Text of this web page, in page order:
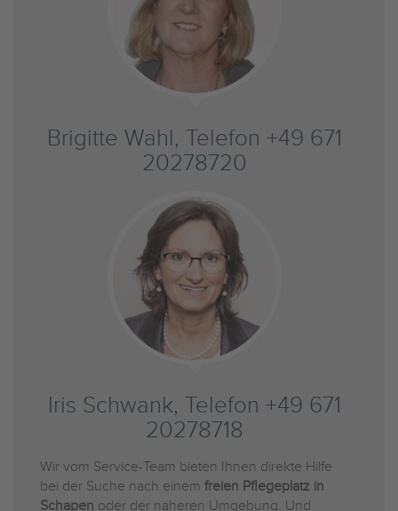
Brigitte Wahl, Telefon +49 671
20278720
Iris Schwank, Telefon +49 671
20278718
Wir vom Service-Team bieten Ihnen direkte Hilfe
bei der Suche nach einem freien Pflegeplatz in
Schapen oder der näheren Umgebung. Und